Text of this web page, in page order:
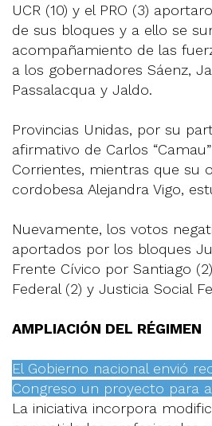
UCR (10) y el PRO (3)
de sus bloques y a ello se
acompañamiento de las
a los gobernadores Sáenz,
Passalacqua y Jaldo.
Provincias Unidas, por su
afirmativo de Carlos
Corrientes, mientras que su
cordobesa Alejandra Vigo,
Nuevamente, los votos
aportados por los bloques
Frente Cívico por Santiago
Federal (2) y Justicia Social
AMPLIACIÓN DEL RÉGIMEN
El Gobierno nacional envió
Congreso un proyecto para
La iniciativa incorpora